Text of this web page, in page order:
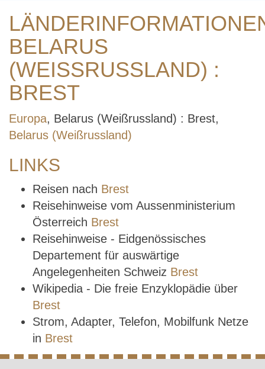
BELARUS
(WEISSRUSSLAND) : B
REST
Europa, Belarus (Weißrussland) : Brest,
Belarus (Weißrussland)
LINKS
Reisen nach Brest
Reisehinweise vom Aussenministerium
Österreich Brest
Reisehinweise - Eidgenössisches
Departement für auswärtige
Angelegenheiten Schweiz Brest
Wikipedia - Die freie Enzyklopädie über
Brest
Strom, Adapter, Telefon, Mobilfunk Netze
in Brest